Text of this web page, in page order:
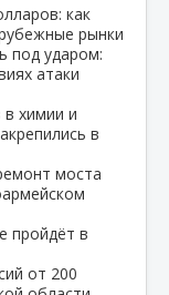
как
рынки
под ударом:
атаки
в химии и
в
моста
пройдёт в
от 200